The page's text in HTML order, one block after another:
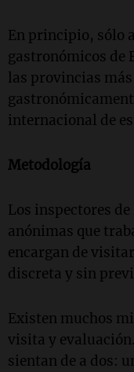
En principio, sólo
gastronómicos de
las provincias
internacional de
Metodología
Los inspectores
anónimas que
encargan de
discreta y sin
Existen muchos
visita y
sientan de a dos: